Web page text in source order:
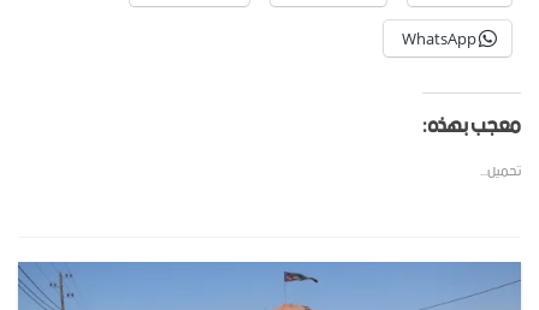
WhatsApp
معجب بهذه:
تحميل...